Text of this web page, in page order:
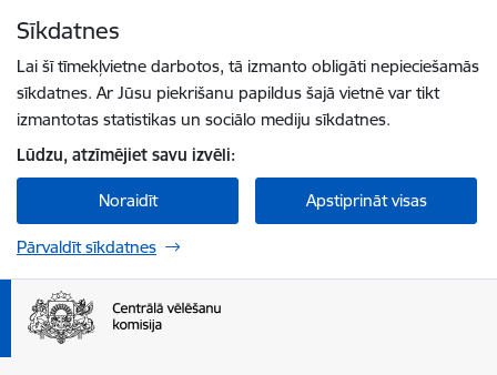
Sīkdatnes
Lai šī tīmekļvietne darbotos, tā izmanto obligāti nepieciešamās
sīkdatnes. Ar Jūsu piekrišanu papildus šajā vietnē var tikt
izmantotas statistikas un sociālo mediju sīkdatnes.
Lūdzu, atzīmējiet savu izvēli:
Noraidīt Apstiprināt visas
Pārvaldīt sīkdatnes